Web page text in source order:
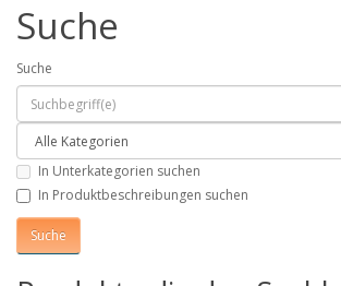
Suche
Suche
In Unterkategorien suchen
In Produktbeschreibungen suchen